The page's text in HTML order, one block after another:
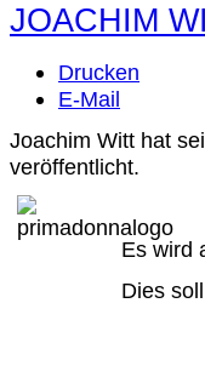
JOACHIM
Drucken
E-Mail
Joachim Witt hat
veröffentlicht.
Es wird
Dies